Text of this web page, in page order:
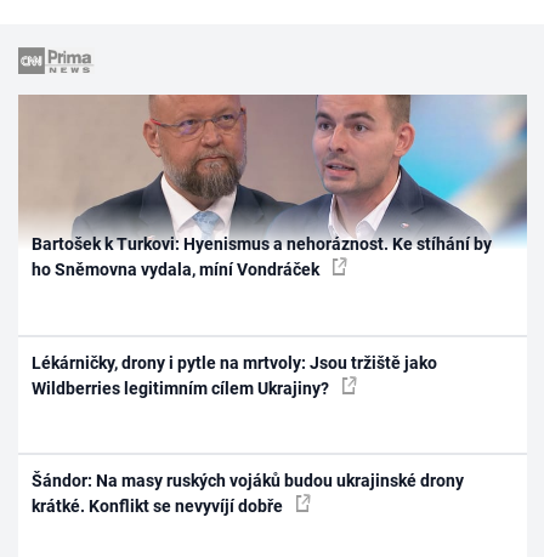
Bartošek k Turkovi: Hyenismus a nehoráznost. Ke stíhání by
ho Sněmovna vydala, míní Vondráček
Lékárničky, drony i pytle na mrtvoly: Jsou tržiště jako
Wildberries legitimním cílem Ukrajiny?
Šándor: Na masy ruských vojáků budou ukrajinské drony
krátké. Konflikt se nevyvíjí dobře